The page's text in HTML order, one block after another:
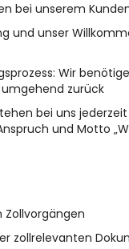
bei unserem
und unser
Wir
zurück
bei uns
und Motto
Zollvorgängen
zollrelevanten